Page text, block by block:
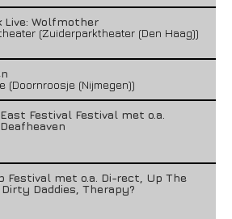
Live: Wolfmother
(Zuiderparktheater (Den Haag))
(Doornroosje (Nijmegen))
Festival Festival met o.a.
Festival met o.a. Di-rect, Up The
Daddies, Therapy?